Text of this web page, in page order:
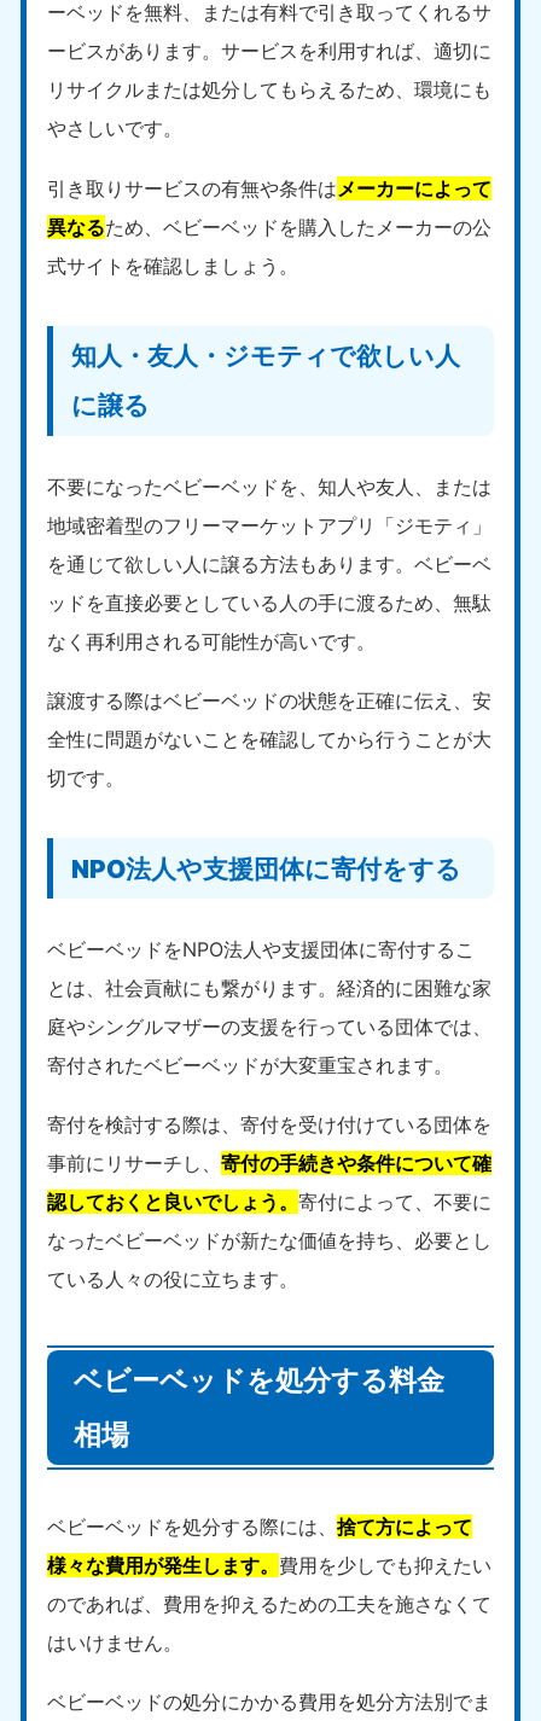
ーベッドを無料、または有料で引き取ってくれるサ
ービスがあります。サービスを利用すれば、適切に
リサイクルまたは処分してもらえるため、環境にも
やさしいです。
引き取りサービスの有無や条件は メーカーによって
異なるため、ベビーベッドを購入したメーカーの公
式サイトを確認しましょう。
知人・友人・ジモティで欲しい人
に譲る
不要になったベビーベッドを、知人や友人、または
地域密着型のフリーマーケットアプリ「ジモティ」
を通じて欲しい人に譲る方法もあります。ベビーベ
ッドを直接必要としている人の手に渡るため、無駄
なく再利用される可能性が高いです。
譲渡する際はベビーベッドの状態を正確に伝え、安
全性に問題がないことを確認してから行うことが大
切です。
NPO法人や支援団体に寄付をする
ベビーベッドをNPO法人や支援団体に寄付するこ
とは、社会貢献にも繋がります。経済的に困難な家
庭やシングルマザーの支援を行っている団体では、
寄付されたベビーベッドが大変重宝されます。
寄付を検討する際は、寄付を受け付けている団体を
事前にリサーチし、寄付の手続きや条件について確
認しておくと良いでしょう。寄付によって、不要に
なったベビーベッドが新たな価値を持ち、必要とし
ている人々の役に立ちます。
ベビーベッドを処分する料金
相場
ベビーベッドを処分する際には、捨て方によって
様々な費用が発生します。 費用を少しでも抑えたい
のであれば、費用を抑えるための工夫を施さなくて
はいけません。
ベビーベッドの処分にかかる費用を処分方法別でま